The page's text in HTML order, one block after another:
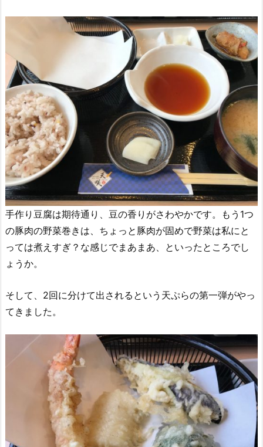
手作り豆腐は期待通り、豆の香りがさわやかです。もう1つ
の豚肉の野菜巻きは、ちょっと豚肉が固めで野菜は私にと
っては煮えすぎ？な感じでまあまあ、といったところでし
ょうか。
そして、2回に分けて出されるという天ぷらの第一弾がやっ
てきました。